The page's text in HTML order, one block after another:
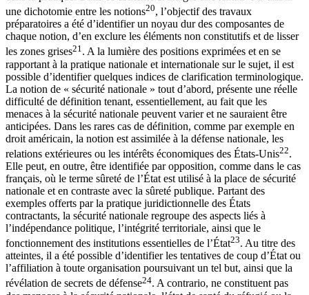
une dichotomie entre les notions20, l’objectif des travaux
préparatoires a été d’identifier un noyau dur des composantes de
chaque notion, d’en exclure les éléments non constitutifs et de lisser
les zones grises21 . A la lumière des positions exprimées et en se
rapportant à la pratique nationale et internationale sur le sujet, il est
possible d’identifier quelques indices de clarification terminologique.
La notion de « sécurité nationale » tout d’abord, présente une réelle
difficulté de définition tenant, essentiellement, au fait que les
menaces à la sécurité nationale peuvent varier et ne sauraient être
anticipées. Dans les rares cas de définition, comme par exemple en
droit américain, la notion est assimilée à la défense nationale, les
relations extérieures ou les intérêts économiques des États-Unis22.
Elle peut, en outre, être identifiée par opposition, comme dans le cas
français, où le terme sûreté de l’État est utilisé à la place de sécurité
nationale et en contraste avec la sûreté publique. Partant des
exemples offerts par la pratique juridictionnelle des États
contractants, la sécurité nationale regroupe des aspects liés à
l’indépendance politique, l’intégrité territoriale, ainsi que le
fonctionnement des institutions essentielles de l’État23. Au titre des
atteintes, il a été possible d’identifier les tentatives de coup d’État ou
l’affiliation à toute organisation poursuivant un tel but, ainsi que la
révélation de secrets de défense24. A contrario, ne constituent pas